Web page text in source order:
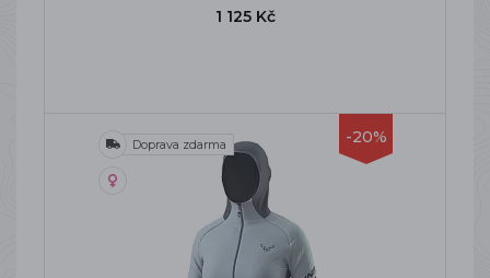
1 125 Kč
-20%
Doprava zdarma